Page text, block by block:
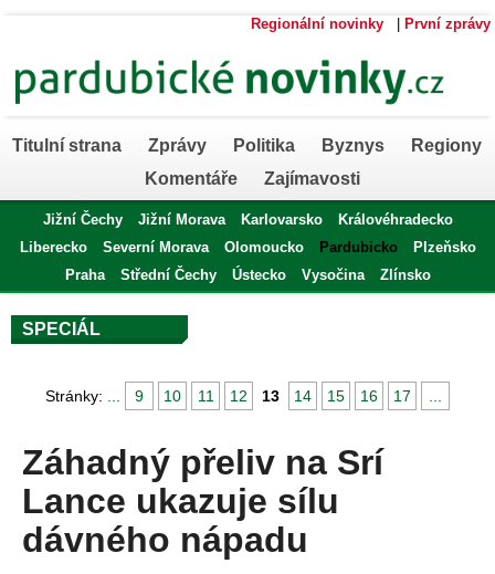
Regionální novinky První zprávy
Titulní strana Zprávy Politika Byznys
Regiony
Komentáře
Zajímavosti
Jižní Čechy Jižní Morava Karlovarsko
Královéhradecko
Liberecko
Severní Morava Olomoucko Pardubicko
Plzeňsko
Praha
Střední Čechy Ústecko Vysočina Zlínsko
SPECIÁL
Stránky: 9 10 11 12 13 14 15 16 17
Záhadný přeliv na Srí
Lance ukazuje sílu
dávného nápadu